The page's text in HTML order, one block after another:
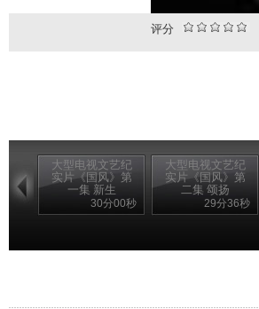
评分
大型电视文艺纪
实片《国风》第
一集 新生
30分00秒
大型电视文艺纪
实片《国风》第
二集 颂扬
29分36秒